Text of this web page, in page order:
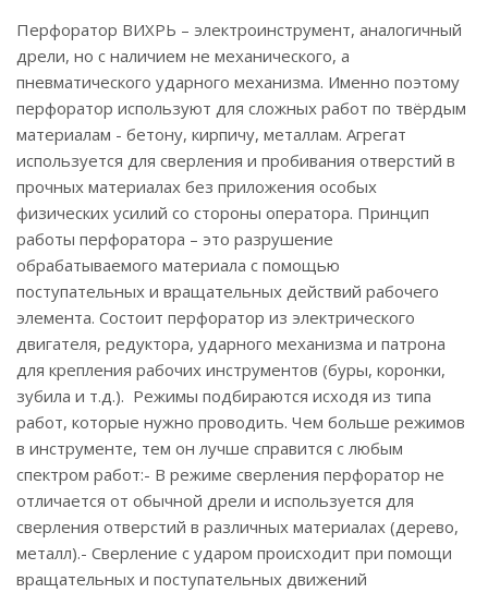
Перфоратор ВИХРЬ – электроинструмент, аналогичный
дрели, но с наличием не механического, а
пневматического ударного механизма. Именно поэтому
перфоратор используют для сложных работ по твёрдым
материалам - бетону, кирпичу, металлам. Агрегат
используется для сверления и пробивания отверстий в
прочных материалах без приложения особых
физических усилий со стороны оператора. Принцип
работы перфоратора – это разрушение
обрабатываемого материала с помощью
поступательных и вращательных действий рабочего
элемента. Состоит перфоратор из электрического
двигателя, редуктора, ударного механизма и патрона
для крепления рабочих инструментов (буры, коронки,
зубила и т.д.). Режимы подбираются исходя из типа
работ, которые нужно проводить. Чем больше режимов
в инструменте, тем он лучше справится с любым
спектром работ:- В режиме сверления перфоратор не
отличается от обычной дрели и используется для
сверления отверстий в различных материалах (дерево,
металл).- Сверление с ударом происходит при помощи
вращательных и поступательных движений